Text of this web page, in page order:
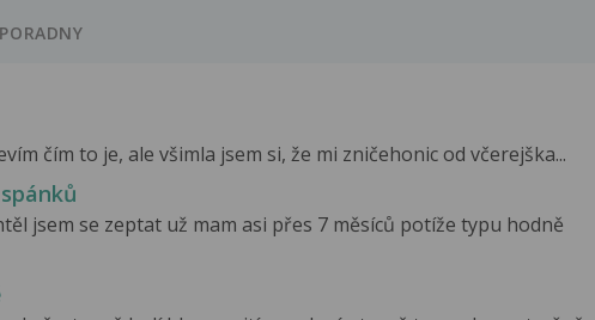
čím to je, ale všimla jsem si, že mi zničehonic od včerejška...
jsem se zeptat už mam asi přes 7 měsíců potíže typu hodně